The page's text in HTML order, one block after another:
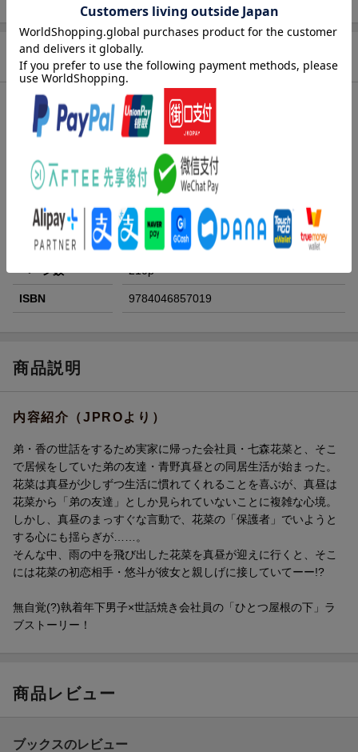
商品情報
発売日 2026年02月20日頃
著者／編集 はなまる 糀二
シリーズ 真昼くんは弟の友達
レーベル MFC
出版社 KADOKAWA
発行形態 コミック
ページ数 210p
ISBN 9784046857019
商品説明
内容紹介（JPROより）
弟・香の世話をするため実家に帰った会社員・七森花菜と、そこ
で居候をしていた弟の友達・青野真昼との同居生活が始まった。
花菜は真昼が少しずつ生活に慣れてくれることを喜ぶが、真昼は
花菜から「弟の友達」としか見られていないことに複雑な心境。
しかし、真昼のまっすぐな言動で、花菜の「保護者」でいようと
する心にも揺らぎが……。
そんな中、雨の中を飛び出した花菜を真昼が迎えに行くと、そこ
には花菜の初恋相手・悠斗が彼女と親しげに接していてーー!?
無自覚(?)執着年下男子×世話焼き会社員の「ひとつ屋根の下」ラ
ブストーリー！
商品レビュー
ブックスのレビュー